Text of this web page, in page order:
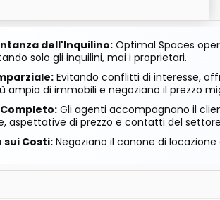
dell'Inquilino: Optimal Spaces
solo gli inquilini, mai i proprietari.
Evitando conflitti di interesse,
ampia di immobili e negoziano il prezzo
Gli agenti accompagnano il
aspettative di prezzo e contatti del
sui Costi: Negoziano il canone di